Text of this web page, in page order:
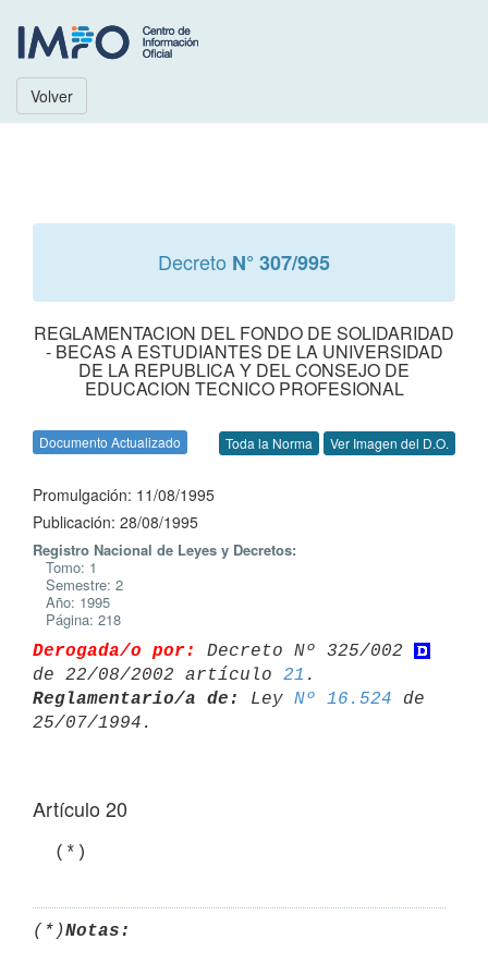
Volver
Decreto N° 307/995
REGLAMENTACION DEL FONDO DE SOLIDARIDAD
- BECAS A ESTUDIANTES DE LA UNIVERSIDAD
DE LA REPUBLICA Y DEL CONSEJO DE
EDUCACION TECNICO PROFESIONAL
Documento Actualizado Toda la Norma Ver Imagen del D.O.
Promulgación: 11/08/1995
Publicación: 28/08/1995
Registro Nacional de Leyes y Decretos:
Tomo: 1
Semestre: 2
Año: 1995
Página: 218
Derogada/o por:
Decreto Nº 325/002
de 22/08/2002 artículo 21
Reglamentario/a de:
Ley Nº 16.524 de
Artículo 20
  (*)
(*)Notas: